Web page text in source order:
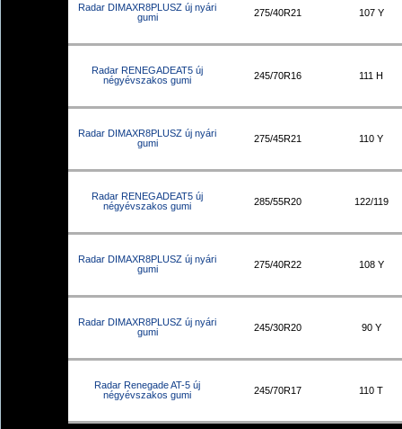
Radar DIMAXR8PLUSZ új nyári
gumi
275/40R21 107 Y
Radar RENEGADEAT5 új
négyévszakos gumi
245/70R16 111 H
Radar DIMAXR8PLUSZ új nyári
gumi
275/45R21 110 Y
Radar RENEGADEAT5 új
négyévszakos gumi
285/55R20 122/119
Radar DIMAXR8PLUSZ új nyári
gumi
275/40R22 108 Y
Radar DIMAXR8PLUSZ új nyári
gumi
245/30R20 90 Y
Radar Renegade AT-5 új
négyévszakos gumi
245/70R17 110 T